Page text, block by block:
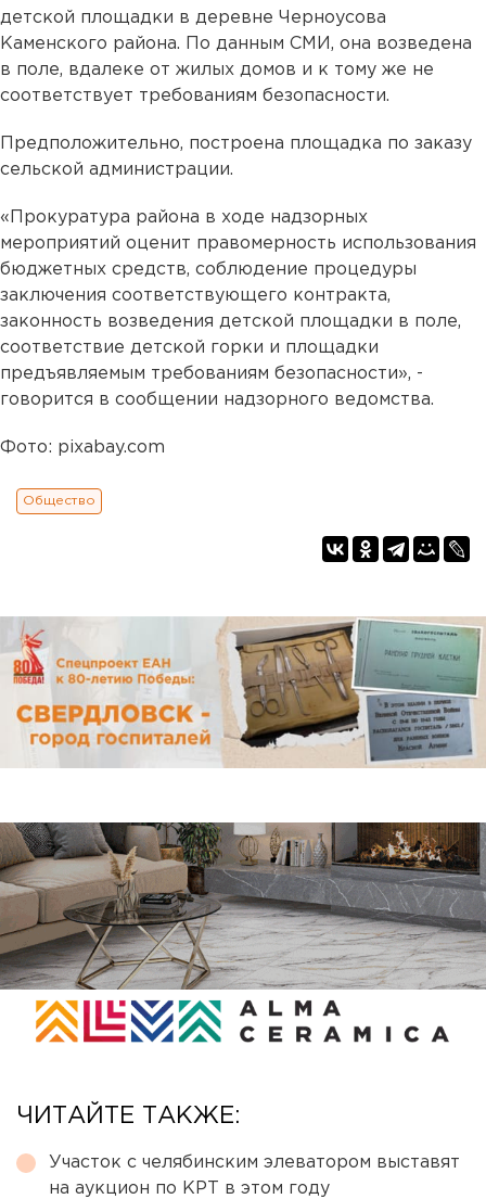
детской площадки в деревне Черноусова
Каменского района. По данным СМИ, она возведена
в поле, вдалеке от жилых домов и к тому же не
соответствует требованиям безопасности.
Предположительно, построена площадка по заказу
сельской администрации.
«Прокуратура района в ходе надзорных
мероприятий оценит правомерность использования
бюджетных средств, соблюдение процедуры
заключения соответствующего контракта,
законность возведения детской площадки в поле,
соответствие детской горки и площадки
предъявляемым требованиям безопасности», -
говорится в сообщении надзорного ведомства.
Фото: pixabay.com
Общество
ЧИТАЙТЕ ТАКЖЕ:
Участок с челябинским элеватором выставят
на аукцион по КРТ в этом году